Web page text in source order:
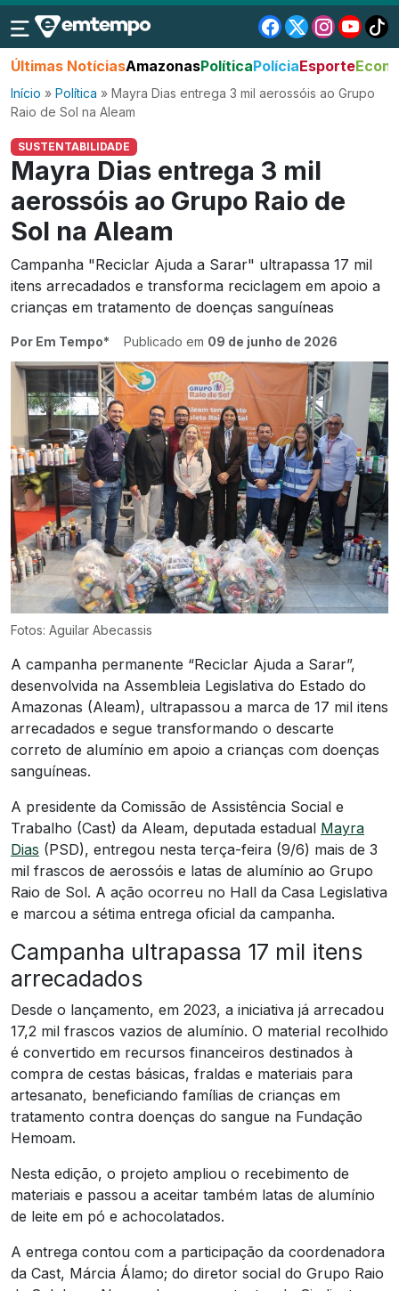
Últimas NotíciasAmazonasPolíticaPolíciaEsporte
Início » Política » Mayra Dias entrega 3 mil aerossóis ao Grupo
Raio de Sol na Aleam
SUSTENTABILIDADE
Mayra Dias entrega 3 mil
aerossóis ao Grupo Raio de
Sol na Aleam
Campanha "Reciclar Ajuda a Sarar" ultrapassa 17 mil
itens arrecadados e transforma reciclagem em apoio a
crianças em tratamento de doenças sanguíneas
Por Em Tempo* Publicado em 09 de junho de 2026
Fotos: Aguilar Abecassis
A campanha permanente “Reciclar Ajuda a Sarar”,
desenvolvida na Assembleia Legislativa do Estado do
Amazonas (Aleam), ultrapassou a marca de 17 mil itens
arrecadados e segue transformando o descarte
correto de alumínio em apoio a crianças com doenças
sanguíneas.
A presidente da Comissão de Assistência Social e
Trabalho (Cast) da Aleam, deputada estadual Mayra
Dias (PSD), entregou nesta terça-feira (9/6) mais de 3
mil frascos de aerossóis e latas de alumínio ao Grupo
Raio de Sol. A ação ocorreu no Hall da Casa Legislativa
e marcou a sétima entrega oficial da campanha.
Campanha ultrapassa 17 mil itens
arrecadados
Desde o lançamento, em 2023, a iniciativa já arrecadou
17,2 mil frascos vazios de alumínio. O material recolhido
é convertido em recursos financeiros destinados à
compra de cestas básicas, fraldas e materiais para
artesanato, beneficiando famílias de crianças em
tratamento contra doenças do sangue na Fundação
Hemoam.
Nesta edição, o projeto ampliou o recebimento de
materiais e passou a aceitar também latas de alumínio
de leite em pó e achocolatados.
A entrega contou com a participação da coordenadora
da Cast, Márcia Álamo; do diretor social do Grupo Raio